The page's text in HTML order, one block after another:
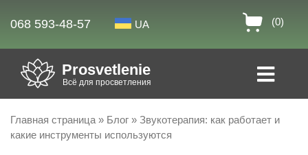
068 593-48-57 UA (0)
Prosvetlenie
Всё для просветления
Главная страница » Блог » Звукотерапия: как работает и
какие инструменты используются